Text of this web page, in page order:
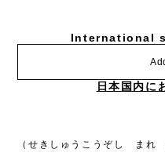
International
日本国内に
（せきしゅうこうぞし ま